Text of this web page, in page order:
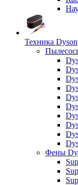
Техника Dyson
Фены